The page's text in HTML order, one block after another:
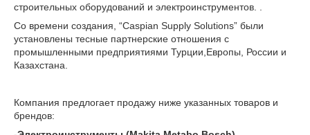
строительных оборудований и электроинструментов. .
Со времени создания, “Caspian Supply Solutions” были
установлены тесные партнерские отношения с
промышленными предприятиями Турции,Европы, России и
Казахстана.
Компания предлогает продажу ниже указанных товаров и
брендов: